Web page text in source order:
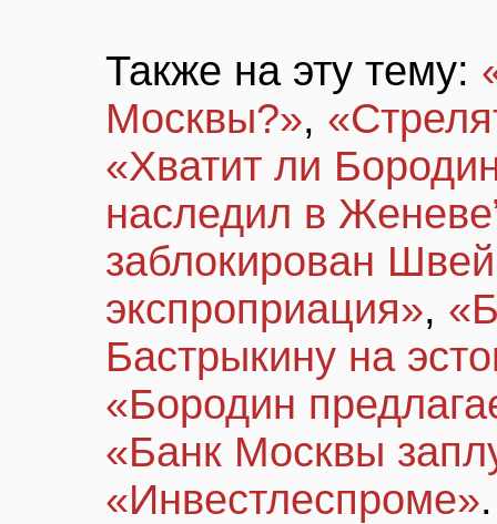
Также на эту тему:
Москвы?»,
«Хватит ли
наследил в
заблокирован
экспроприация»,
Бастрыкину на
«Бородин
«Банк Москвы
«Инвестлеспроме».